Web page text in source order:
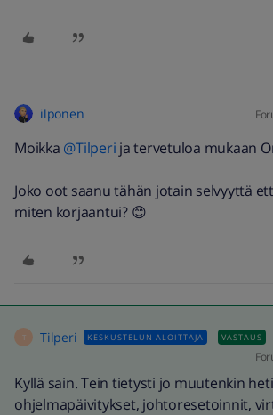
ilponen
Moikka @Tilperi ja tervetuloa mukaan
Joko oot saanu tähän jotain selvyyttä
miten korjaantui? 😊
T Tilperi KESKUSTELUN ALOITTAJA VASTAUS
Kyllä sain. Tein tietysti jo muutenkin
ohjelmapäivitykset, johtoresetoinnit,